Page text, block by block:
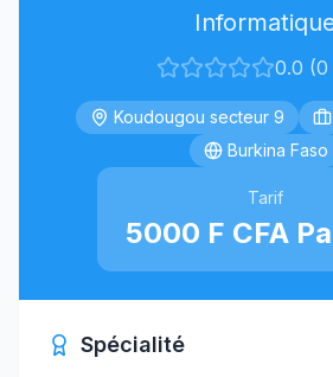
0.0 (0
Koudougou secteur 9
Burkina Faso
Tarif
5000 F CFA
Spécialité